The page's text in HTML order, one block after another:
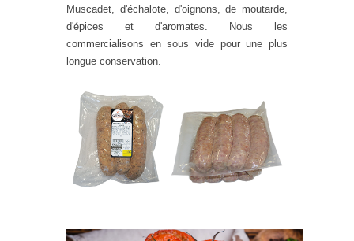
Muscadet, d'échalote, d'oignons, de moutarde,
d'épices et d'aromates. Nous les
commercialisons en sous vide pour une plus
longue conservation.